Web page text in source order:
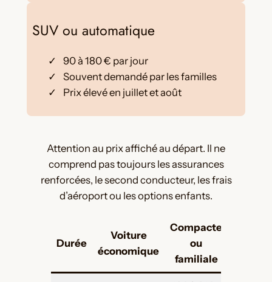
SUV ou automatique
90 à 180 € par jour
Souvent demandé par les familles
Prix élevé en juillet et août
Attention au prix affiché au départ. Il ne
comprend pas toujours les assurances
renforcées, le second conducteur, les frais
d’aéroport ou les options enfants.
Durée
Voiture
économique
Compacte
ou
familiale